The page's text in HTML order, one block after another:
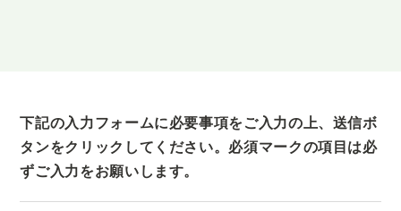
下記の入力フォームに必要事項をご入力の上、送信ボ
タンをクリックしてください。 必須マークの項目は必
ずご入力をお願いします。